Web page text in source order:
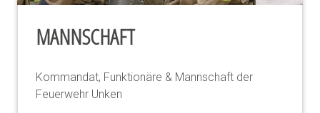
MANNSCHAFT
Kommandat, Funktionäre & Mannschaft der
Feuerwehr Unken